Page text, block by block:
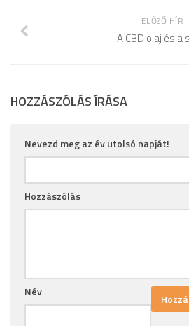
ELŐZŐ HÍR
A CBD olaj és a
HOZZÁSZÓLÁS ÍRÁSA
Nevezd meg az év utolsó napját!
Hozzászólás
Név